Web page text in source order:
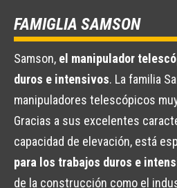
FAMIGLIA SAMSON
Samson, el manipulador
duros e intensivos. La familia
manipuladores telescópicos
Gracias a sus excelentes
capacidad de elevación, está
para los trabajos duros e
de la construcción como el